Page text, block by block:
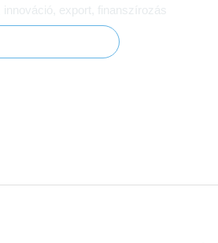
innováció, export, finanszírozás